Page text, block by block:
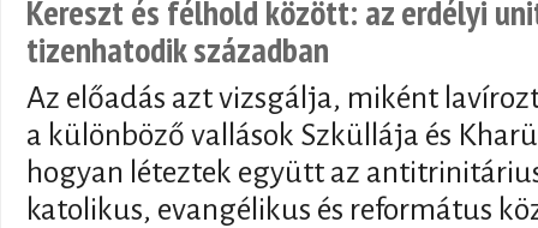
Kereszt és félhold között: az erdélyi
tizenhatodik században
Az előadás azt vizsgálja, miként
a különböző vallások Szküllája és
hogyan léteztek együtt az
katolikus, evangélikus és református